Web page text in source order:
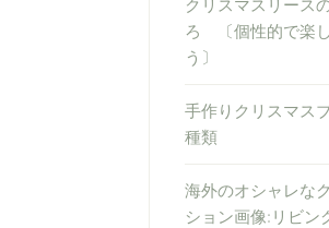
クリスマスリース
ろ 〔個性的で楽
う〕
手作りクリスマス
種類
海外のオシャレな
ション画像:リビン